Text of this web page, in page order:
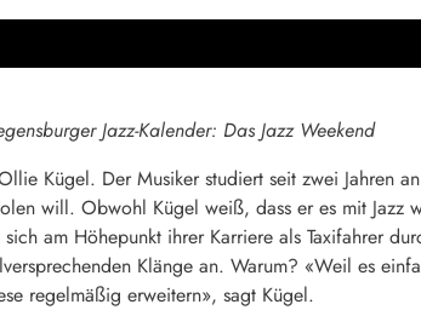
Jazz-Kalender: Das Jazz Weekend
Kügel. Der Musiker studiert seit zwei Jahren
will. Obwohl Kügel weiß, dass er es mit
am Höhepunkt ihrer Karriere als Taxifahrer
Klänge an. Warum? «Weil es
regelmäßig erweitern», sagt Kügel.